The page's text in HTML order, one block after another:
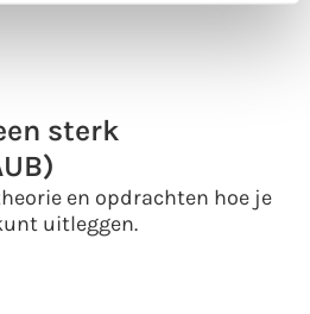
sterk
en opdrachten hoe je
uitleggen.